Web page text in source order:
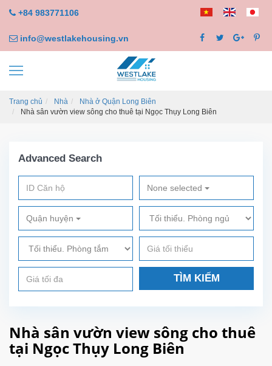
+84 983771106
info@westlakehousing.vn
Trang chủ Nhà
Nhà ở Quận Long Biên
Nhà sân vườn view sông cho thuê tại Ngọc Thụy Long Biên
Advanced Search
None selected
Quận huyện
TÌM KIẾM
Nhà sân vườn view sông cho thuê
tại Ngọc Thụy Long Biên